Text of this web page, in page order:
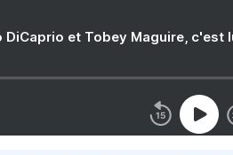
DiCaprio et Tobey Maguire, c'est